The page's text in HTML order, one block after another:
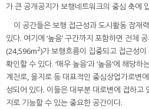
가 큰 공개공지가 보행네트워크의 중심 축에
이 공간들은 보행 접근성과 도시활동 잠재
있다. 여기에 ‘높음’ 구간까지 포함하면 전체
(24,596m2)가 보행흐름이 집중되고 접근성
확인할 수 있다. ‘매우 높음’과 ‘높음’에 해당
계천로, 을지로 등 대표적인 중심상업가로변
성되어 있다. 이들은 대부분 대로변에 접하고
지로 기능할 수 있는 중요한 공간이다.